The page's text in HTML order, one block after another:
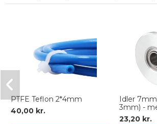
PTFE Teflon 2*4mm
40,00 kr.
Idler
3mm) -
23,20 kr.